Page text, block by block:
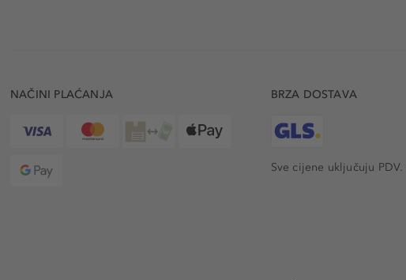
NAČINI PLAĆANJA BRZA DOSTAVA
Sve cijene uključuju PDV.